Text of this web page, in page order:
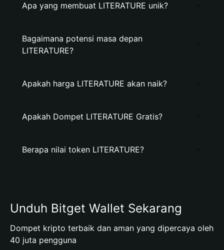
Apa yang membuat LITERATURE unik?
Bagaimana potensi masa depan
LITERATURE?
Apakah harga LITERATURE akan naik?
Apakah Dompet LITERATURE Gratis?
Berapa nilai token LITERATURE?
Unduh Bitget Wallet Sekarang
Dompet kripto terbaik dan aman yang dipercaya oleh
40 juta pengguna